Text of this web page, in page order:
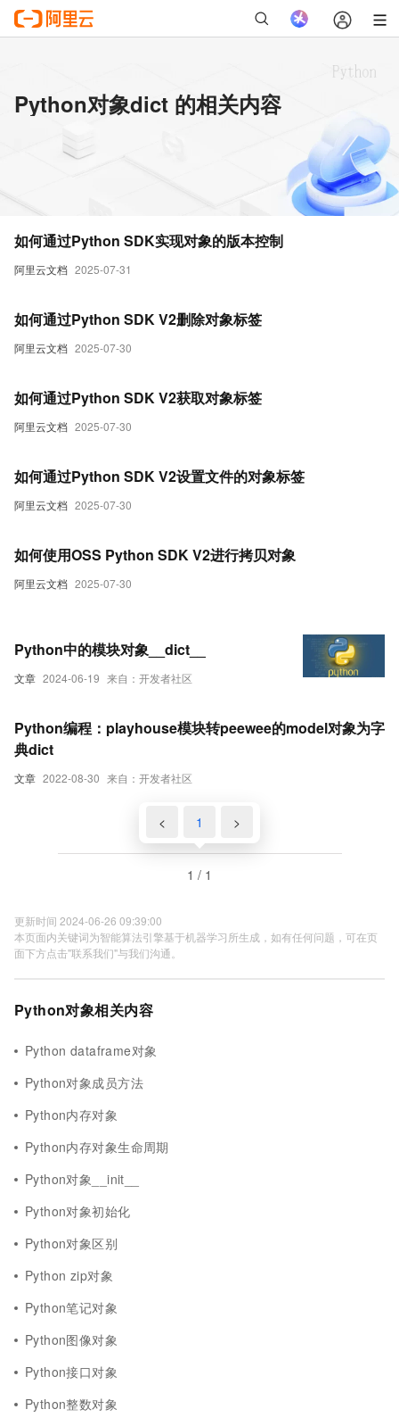
Python对象dict 的相关内容
阿里云文档 2025-07-31
如何通过Python SDK实现对象的版本控制
阿里云文档 2025-07-30
如何通过Python SDK V2删除对象标签
阿里云文档 2025-07-30
如何通过Python SDK V2获取对象标签
阿里云文档 2025-07-30
如何通过Python SDK V2设置文件的对象标签
阿里云文档 2025-07-30
如何使用OSS Python SDK V2进行拷贝对象
文章 2024-06-19 来自：开发者社区
Python中的模块对象__dict__
文章 2022-08-30 来自：开发者社区
Python编程：playhouse模块转peewee的model对象为字
典dict
< 1 >
1 / 1
更新时间 2024-06-26 09:39:00
本页面内关键词为智能算法引擎基于机器学习所生成，如有任何问题，可在页
面下方点击"联系我们"与我们沟通。
Python对象相关内容
Python dataframe对象
Python对象成员方法
Python内存对象
Python内存对象生命周期
Python对象__init__
Python对象初始化
Python对象区别
Python zip对象
Python笔记对象
Python图像对象
Python接口对象
Python整数对象